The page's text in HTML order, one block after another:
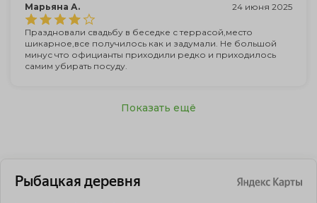
Марьяна А. 24 июня 2025
Праздновали свадьбу в беседке с террасой,место
шикарное,все получилось как и задумали. Не большой
минус что официанты приходили редко и приходилось
самим убирать посуду.
Показать ещё